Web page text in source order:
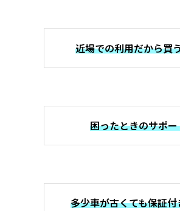
近場での利用だから買
困ったときのサポ
多少車が古くても保証